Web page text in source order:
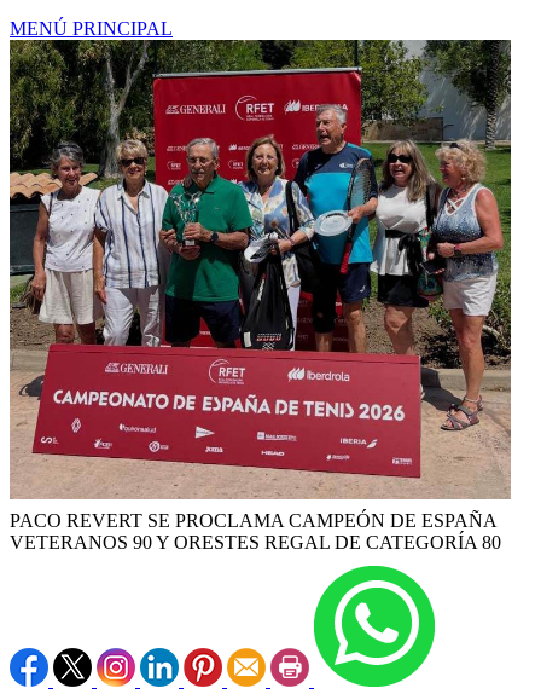
MENÚ PRINCIPAL
PACO REVERT SE PROCLAMA CAMPEÓN DE ESPAÑA
VETERANOS 90 Y ORESTES REGAL DE CATEGORÍA 80